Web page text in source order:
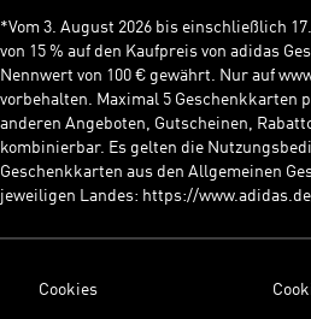
*Vom 3. August 2026 bis einschließlich
von 15 % auf den Kaufpreis von adidas
Nennwert von 100 € gewährt. Nur auf
vorbehalten. Maximal 5 Geschenkkarten
anderen Angeboten, Gutscheinen,
kombinierbar. Es gelten die
Geschenkkarten aus den Allgemeinen
jeweiligen Landes: https://
Cookies